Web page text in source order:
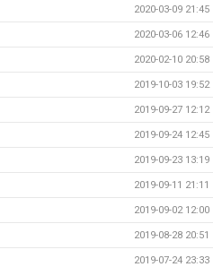
2020-03-09 21:45
2020-03-06 12:46
2020-02-10 20:58
2019-10-03 19:52
2019-09-27 12:12
2019-09-24 12:45
2019-09-23 13:19
2019-09-11 21:11
2019-09-02 12:00
2019-08-28 20:51
2019-07-24 23:33